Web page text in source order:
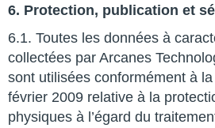
6. Protection, publication et
6.1. Toutes les données à
collectées par Arcanes
sont utilisées conformément à
février 2009 relative à la
physiques à l’égard du